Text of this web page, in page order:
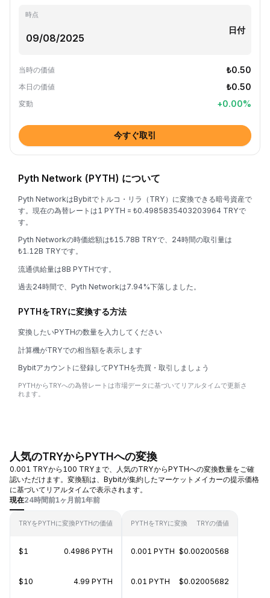
時点
日付
当時の価値 ₺0.50
本日の価値 ₺0.50
変動 +0.00%
今すぐ取引
Pyth Network (PYTH) について
Pyth NetworkはBybitでトルコ・リラ（TRY）に変換できる暗号資産で
す。現在の為替レートは1 PYTH = ₺0.4985835403203964 TRYで
す。
Pyth Networkの時価総額は₺15.78B TRYで、24時間の取引量は
₺1.12B TRYです。
流通供給量は8B PYTHです。
過去24時間で、Pyth Networkは7.94%下落しました。
PYTHをTRYに変換する方法
変換したいPYTHの数量を入力してください
計算機がTRYでの相当額を表示します
Bybitアカウントに登録してPYTHを売買・取引しましょう
PYTHからTRYへの為替レートは市場データに基づいてリアルタイムで更新さ
れます。
人気のTRYからPYTHへの変換
0.001 TRYから100 TRYまで、人気のTRYからPYTHへの変換数量をご確
認いただけます。変換額は、Bybitが集約したマーケットメイカーの提示価格
に基づいてリアルタイムで表示されます。
現在24時間前1ヶ月前1年前
TRYをPYTHに変換PYTHの価値
$1 0.4986 PYTH
$10 4.99 PYTH
PYTHをTRYに変換 TRYの価値
0.001 PYTH $0.00200568
0.01 PYTH $0.02005682